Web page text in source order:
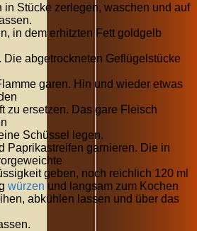
in Stücke zerlegen, waschen und auf
in dem erhitzten Fett goldgelb
Die abgetrockneten Geflügelstücke
garen. Hin und wieder etwas
zu ersetzen. Das gare Fleisch
Schüssel legen.
Paprikastreifen garnieren. Die in
geben, noch reichlich 120 ml
würzen und langsam zum Kochen
abkühlen lassen und über das